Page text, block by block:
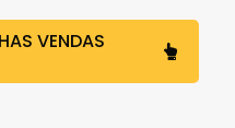
VENDAS